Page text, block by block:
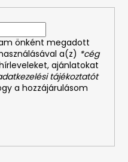
önként megadott
a(z) *cég
ajánlatokat
tájékoztatót
a hozzájárulásom